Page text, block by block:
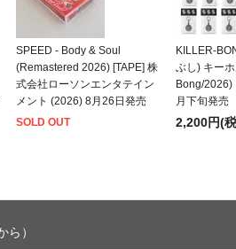
SPEED - Body & Soul
(Remastered 2026) [TAPE] 株
式会社ローソンエンタテイン
メント (2026) 8月26日発売
SOLD OUT
KILLER-
ぶし) キー
Bong/2026)
月下旬発売
2,200円(
ら）